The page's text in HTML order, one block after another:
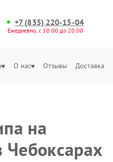
+7 (835) 220-15-04
Ежедневно, с 10:00 до 20:00
О нас Отзывы Доставка
на
Чебоксарах